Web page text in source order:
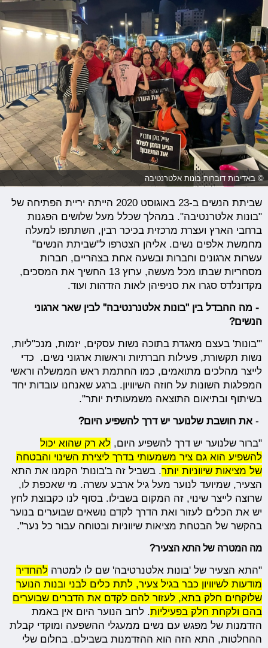
© באדיבות דוברות בונות אלטרנטיבה
שביתת הנשים ב-23 באוגוסט 2020 הייתה יריית הפתיחה של
"בונות אלטרנטיבה". במהלך שכלל מעל שלושים הפגנות
ברחבי הארץ ועצרת מרכזית בכיכר רבין, השתתפו למעלה
מחמשת אלפים נשים. אליהן הצטרפו ל"שביתת הנשים"
עשרות ארגונים וחברות ובשעה אחת בצהריים, חברות
מסחריות שבתו מכל מעשה, ערוץ 13 החשיך את המסכים,
מקדונלדס סגרו את סניפיהן לאות הזדהות ועוד.
- מה ההבדל בין "בונות אלטנרנטיבה" לבין שאר ארגוני
הנשים?
"'בונות' בעצם מאגדת בתוכה נשות עסקים, יזמות, מנכ"ליות,
נשות תקשורת, פעילות חברתיות וראשות ארגוני נשים. כדי
לייצר מהלכים מתואמים, כמו החתמת ראש הממשלה וראשי
המפלגות השונות על חוזה השיוויון. ברגע שאנחנו עובדות יחד
בשיתוף ובתיאום התוצאה משמעותית יותר".
-את חושבת שלנוער יש דרך להשפיע היום?
"ברור שלנוער יש דרך להשפיע היום,לא רק שהוא יכול
להשפיע הוא גם ציר משמעותי בדרך ליצירת השינוי והבטחה
של מציאות שיווניות יותר. בשביל זה ב'בונות' הקמנו את התא
הצעיר, שמיועד לנוער מעל גיל ארבע עשרה. מי שאכפת לו,
שרוצה לייצר שינוי, זה המקום בשבילו. בסוף לנו כקבוצת לחץ
יש את הכלים לעזור ואת הדרך לקדם נושאים שבוערים בנוער
בהקשר של הבטחת מציאות שיווניות ובטוחה עבור כל נער".
מה המטרה של התא הצעיר?
"התא הצעיר של 'בונות אלטנרטיבה' שם לו למטרהלהחדיר
מודעות לשיוויון כבר בגיל צעיר, לתת כלים לבני ובנות הנוער
שלוקחים חלק בתא, לעזור להם לקדם את הדברים שבוערים
בהם ולקחת חלק בפעיליות. לרוב הנוער היום אין באמת
הזדמנות של מפגש עם נשים ממעגלי ההשפעה ומוקדי קבלת
ההחלטות, התא הזה הוא ההזדמנות בשבילם. בחלום שלי